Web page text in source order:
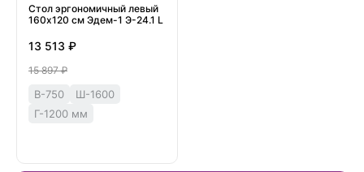
Стол эргономичный левый
160х120 см Эдем-1 Э-24.1 L
13 513 ₽
15 897 ₽
В-750
Ш-1600
Г-1200 мм